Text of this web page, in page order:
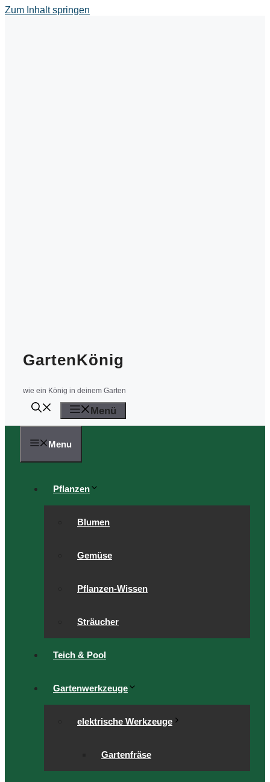
Zum Inhalt springen
GartenKönig
wie ein König in deinem Garten
Menü
Menu
Pflanzen
Blumen
Gemüse
Pflanzen-Wissen
Sträucher
Teich & Pool
Gartenwerkzeuge
elektrische Werkzeuge
Gartenfräse